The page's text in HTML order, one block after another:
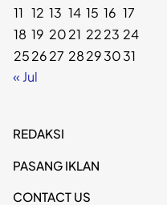
11 12 13 14 15 16 17
18 19 2021 2223 24
252627 28293031
« Jul
REDAKSI
PASANG IKLAN
CONTACT US